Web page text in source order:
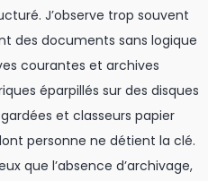
J’observe trop souvent
des documents sans logique
courantes et archives
éparpillés sur des disques
et classeurs papier
personne ne détient la clé.
que l’absence d’archivage,